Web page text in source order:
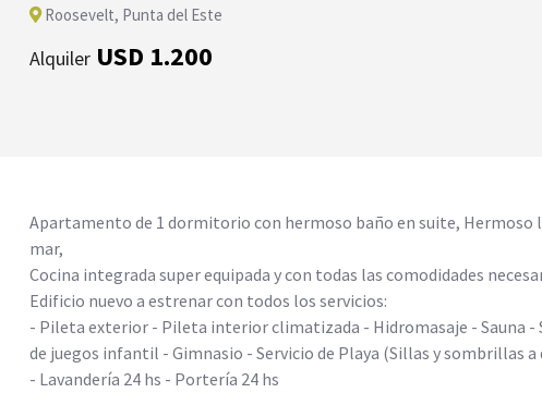
Roosevelt, Punta del Este
Alquiler USD 1.200
Apartamento de 1 dormitorio con hermoso baño en suite, Hermoso
mar,
Cocina integrada super equipada y con todas las comodidades
Edificio nuevo a estrenar con todos los servicios:
- Pileta exterior - Pileta interior climatizada - Hidromasaje - Sauna -
de juegos infantil - Gimnasio - Servicio de Playa (Sillas y sombrillas
- Lavandería 24 hs - Portería 24 hs